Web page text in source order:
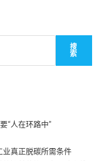
搜
索
“人在环路中”
业真正脱碳所需条件